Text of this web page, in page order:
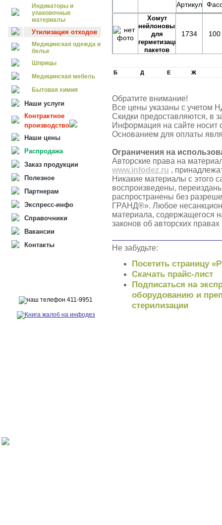
Индикаторы и
упаковочные
материалы
Утилизация отходов
Медицинская одежда и
белье
Шприцы
Медицинская мебель
Бытовая химия
Наши услуги
Контрактное
производство
Наши цены
Распродажа
Заказ продукции
Полезное
Партнерам
Экспресс-инфо
Справочники
Вакансии
Контакты
Артикул
Хомут
нейлоновый
для
герметизации
пакетов
1734 100
Б Д Е Ж
Обратите внимание!
Все цены указаны с учетом
Скидки предоставляются, в
Информация на сайте носит
Основанием для оплаты
Ограничения на
Авторские права на
www.infodez.ru ,
Никакие материалы с этого
воспроизведены,
распространены без
ГРАНД®». Любое
материала, содержащегося
законов об авторских
Не забудьте:
Посетить страницу
Скачать прайс-лист
Подписаться на
оборудованию и
стерилизации